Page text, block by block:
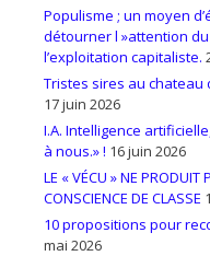
Populisme ; un moyen
détourner l »attention
l’exploitation capitaliste.
Tristes sires au chateau
17 juin 2026
I.A. Intelligence
à nous.» ! 16 juin 2026
LE « VÉCU » NE PRODUIT
CONSCIENCE DE CLASSE
10 propositions pour
mai 2026